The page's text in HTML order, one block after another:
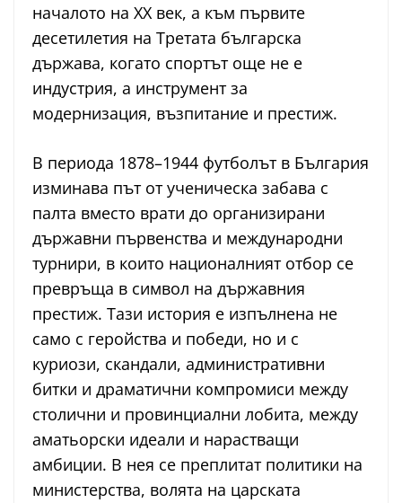
началото на XX век, а към първите
десетилетия на Третата българска
държава, когато спортът още не е
индустрия, а инструмент за
модернизация, възпитание и престиж.
В периода 1878–1944 футболът в България
изминава път от ученическа забава с
палта вместо врати до организирани
държавни първенства и международни
турнири, в които националният отбор се
превръща в символ на държавния
престиж. Тази история е изпълнена не
само с геройства и победи, но и с
куриози, скандали, административни
битки и драматични компромиси между
столични и провинциални лобита, между
аматьорски идеали и нарастващи
амбиции. В нея се преплитат политики на
министерства, волята на царската